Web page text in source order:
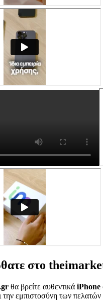
στο
θα βρείτε αυθεντικά iPhone
την εμπιστοσύνη των πελατών